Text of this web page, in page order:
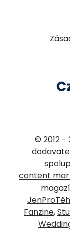
© 2012 -
content
Fanzine,